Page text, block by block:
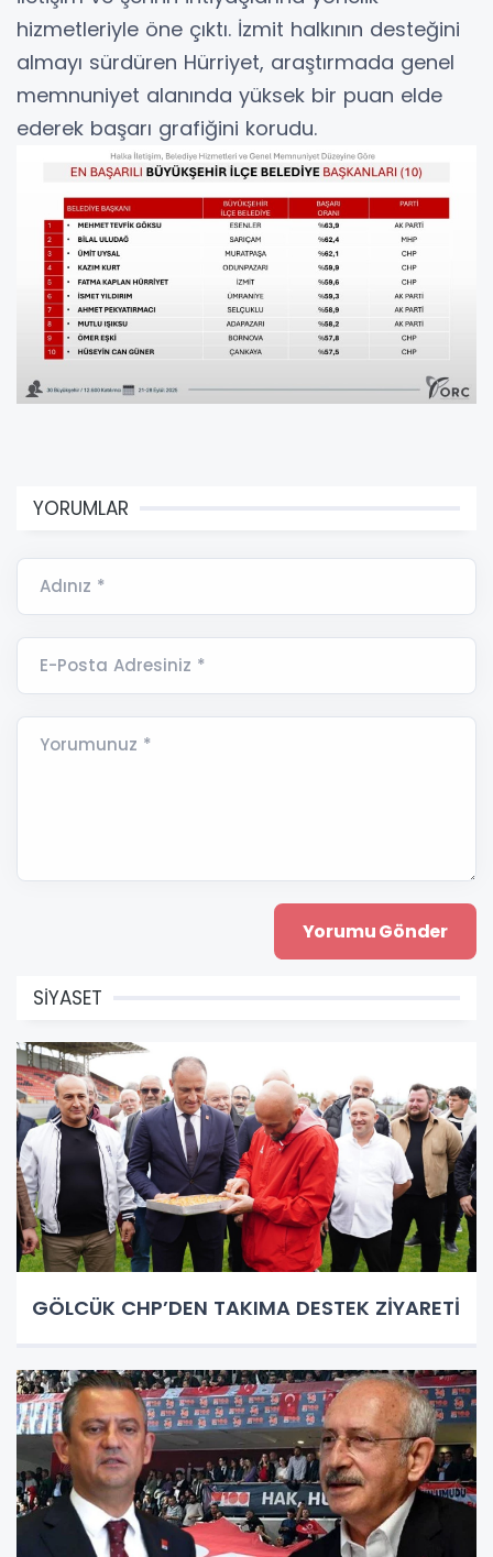
hizmetleriyle öne çıktı. İzmit halkının desteğini
almayı sürdüren Hürriyet, araştırmada genel
memnuniyet alanında yüksek bir puan elde
ederek başarı grafiğini korudu.
YORUMLAR
Adınız *
E-Posta Adresiniz *
Yorumunuz *
SİYASET
GÖLCÜK CHP’DEN TAKIMA DESTEK ZİYARETİ